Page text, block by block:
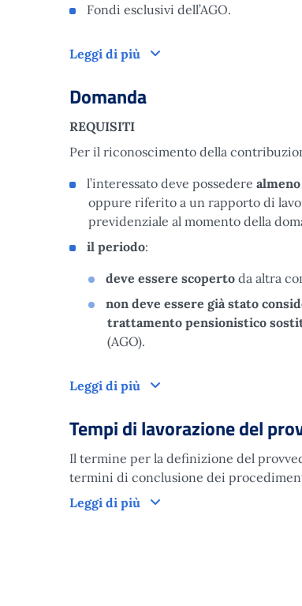
Fondi esclusivi dell’AGO.
Leggi di più Come funziona
Domanda
REQUISITI
Per il riconoscimento della
l’interessato deve possedere
oppure riferito a un rapporto di
previdenziale al momento della
il periodo:
deve essere scoperto da altra
non deve essere già stato
trattamento pensionistico
(AGO).
Leggi di più Domanda
Tempi di lavorazione del
Il termine per la definizione del
termini di conclusione dei
Leggi di più
Tempi di lavorazione del